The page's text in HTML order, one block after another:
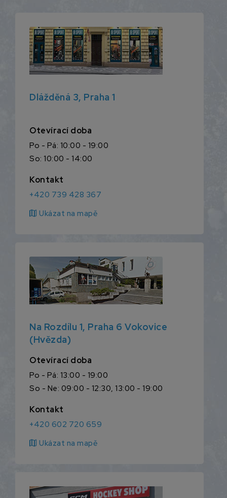
Dlážděná 3, Praha 1
Otevírací doba
Po - Pá: 10:00 - 19:00
So: 10:00 - 14:00
Kontakt
+420 739 428 367
map Ukázat na mapě
Na Rozdílu 1, Praha 6 Vokovice
(Hvězda)
Otevírací doba
Po - Pá: 13:00 - 19:00
So - Ne: 09:00 - 12:30, 13:00 - 19:00
Kontakt
+420 602 720 659
map Ukázat na mapě